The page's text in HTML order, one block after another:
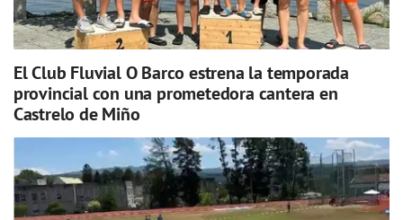
El Club Fluvial O Barco estrena la temporada
provincial con una prometedora cantera en
Castrelo de Miño